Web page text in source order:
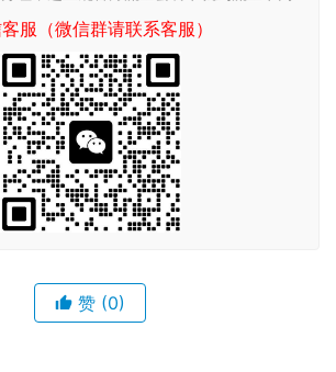
服（微信群请联系客服）
赞 (0)